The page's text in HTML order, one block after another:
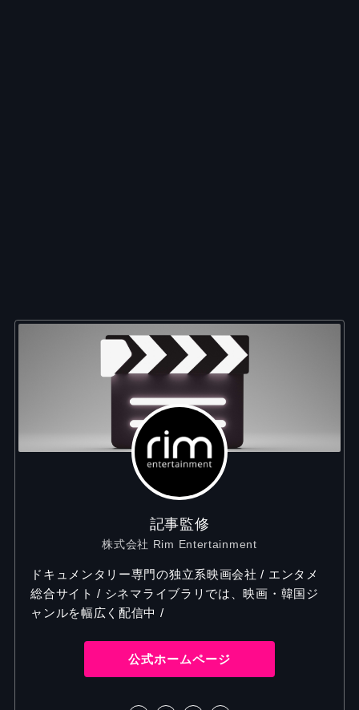
記事監修
株式会社 Rim Entertainment
ドキュメンタリー専門の独立系映画会社 / エンタメ
総合サイト / シネマライブラリでは、映画・韓国ジ
ャンルを幅広く配信中 /
公式ホームページ